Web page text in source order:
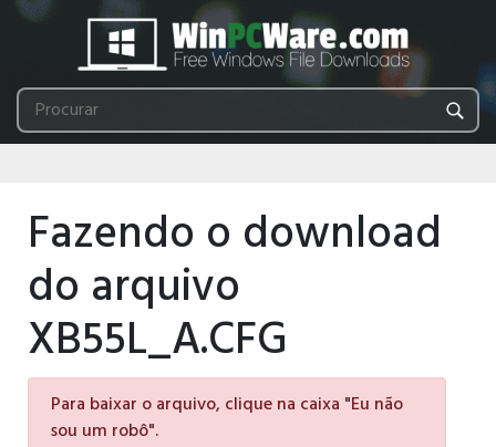
Fazendo o download
do arquivo
XB55L_A.CFG
Para baixar o arquivo, clique na caixa "Eu não
sou um robô".